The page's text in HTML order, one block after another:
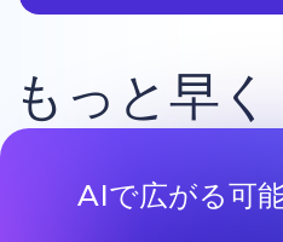
もっと早く
AIで広がる可